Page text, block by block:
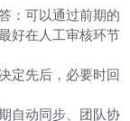
：可以通过前期的
好在人工审核环节
定先后，必要时回
自动同步、团队协